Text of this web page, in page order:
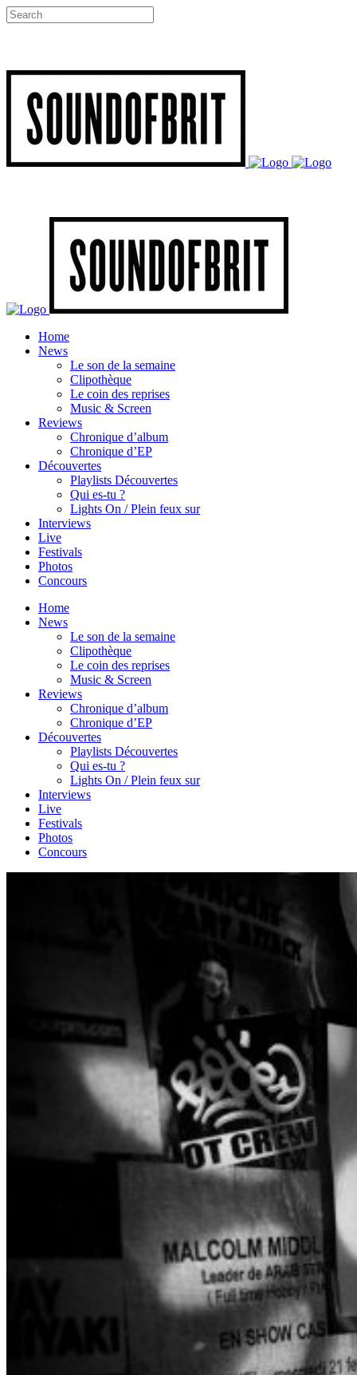
Home
News
Le son de la semaine
Clipothèque
Le coin des reprises
Music & Screen
Reviews
Chronique d’album
Chronique d’EP
Découvertes
Playlists Découvertes
Qui es-tu ?
Lights On / Plein feux sur
Interviews
Live
Festivals
Photos
Concours
Home
News
Le son de la semaine
Clipothèque
Le coin des reprises
Music & Screen
Reviews
Chronique d’album
Chronique d’EP
Découvertes
Playlists Découvertes
Qui es-tu ?
Lights On / Plein feux sur
Interviews
Live
Festivals
Photos
Concours